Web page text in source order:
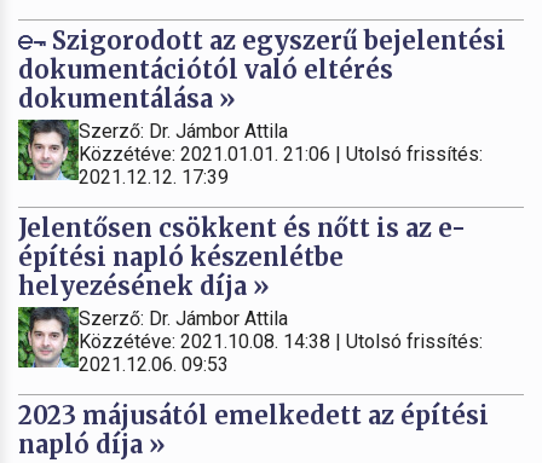
Szigorodott az egyszerű bejelentési
dokumentációtól való eltérés
dokumentálása »
Szerző: Dr. Jámbor Attila
Közzétéve: 2021.01.01. 21:06 | Utolsó frissítés:
2021.12.12. 17:39
Jelentősen csökkent és nőtt is az e-
építési napló készenlétbe
helyezésének díja »
Szerző: Dr. Jámbor Attila
Közzétéve: 2021.10.08. 14:38 | Utolsó frissítés:
2021.12.06. 09:53
2023 májusától emelkedett az építési
napló díja »